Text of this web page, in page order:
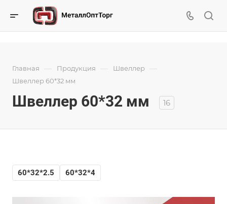
Главная — Продукция — Швеллер —
Швеллер 60*32 мм
Швеллер 60*32 мм 16
60*32*2.5 60*32*4